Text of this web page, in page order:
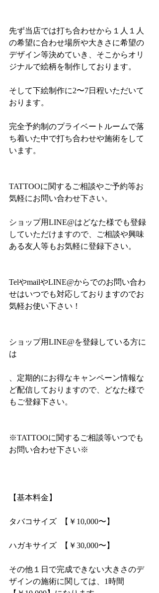
先ず当店では打ち合わせから１人１人
の希望に合わせ場所や大きさに希望の
デザイン等決めていき、そこからオリ
ジナルで絵柄を制作しております。
そして下絵制作に2〜7日程いただいて
おります。
完全予約制のプライベートルームで落
ち着いた中で打ち合わせや施術をして
います。
TATTOOに関するご相談やご予約等お
気軽にお問い合わせ下さい。
ショップ用LINE@はどなた様でも登録
していただけますので、ご相談や興味
ある友人等もお気軽に登録下さい。
TelやmailやLINE@からでのお問い合わ
せはいつでも対応しておりますのでお
気軽お使い下さい！
ショップ用LINE@を登録している方に
は
、定期的にお得なキャンペーン情報な
ど配信しておりますので、どなた様で
もご登録下さい。
※TATTOOに関するご相談等いつでも
お問い合わせ下さい※
【基本料金】
タバコサイズ  【￥10,000〜】
ハガキサイズ  【￥30,000〜】
その他１日で完成できない大きさのデ
ザインの施術に関しては、1時間